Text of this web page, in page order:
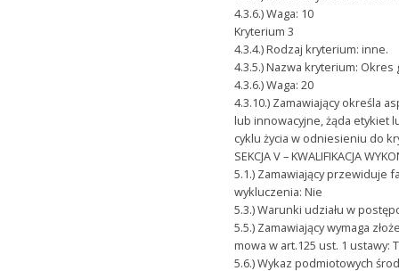
4.3.6.) Waga: 10
Kryterium 3
4.3.4.) Rodzaj kryterium: inne.
4.3.5.) Nazwa kryterium: Okres
4.3.6.) Waga: 20
4.3.10.) Zamawiający określa
lub innowacyjne, żąda etykiet
cyklu życia w odniesieniu do
SEKCJA V – KWALIFIKACJA
5.1.) Zamawiający przewiduje
wykluczenia: Nie
5.3.) Warunki udziału w
5.5.) Zamawiający wymaga
mowa w art.125 ust. 1 ustawy:
5.6.) Wykaz podmiotowych